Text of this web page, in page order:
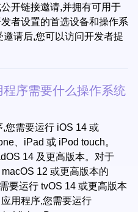
开链接邀请,并拥有可用于
者设置的首选设备和操作系
请后,您可以访问开发者提
序需要什么操作系统
您需要运行 iOS 14 或
、iPad 或 iPod touch。
14 及更高版本。对于
12 或更高版本的
要运行 tvOS 14 或更高版本
用程序,您需要运行